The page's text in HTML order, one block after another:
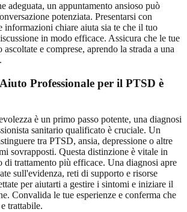
adeguata, un appuntamento ansioso può
potenziata. Presentarsi con
informazioni chiare aiuta sia te che il tuo
in modo efficace. Assicura che le tue
e comprese, aprendo la strada a una
Professionale per il PTSD è
è un primo passo potente, una diagnosi
sanitario qualificato è cruciale. Un
tra PTSD, ansia, depressione o altre
sovrapposti. Questa distinzione è vitale in
di trattamento più efficace. Una diagnosi apre
sull'evidenza, reti di supporto e risorse
per aiutarti a gestire i sintomi e iniziare il
Convalida le tue esperienze e conferma che
trattabile.